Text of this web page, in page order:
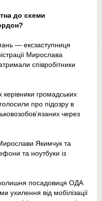
до схеми
— ексзаступниця
Мирослава
співробітники
громадських
про підозру в
через
Якимчук та
та ноутбуки із
посадовиця ОДА
ухилення від мобілізації